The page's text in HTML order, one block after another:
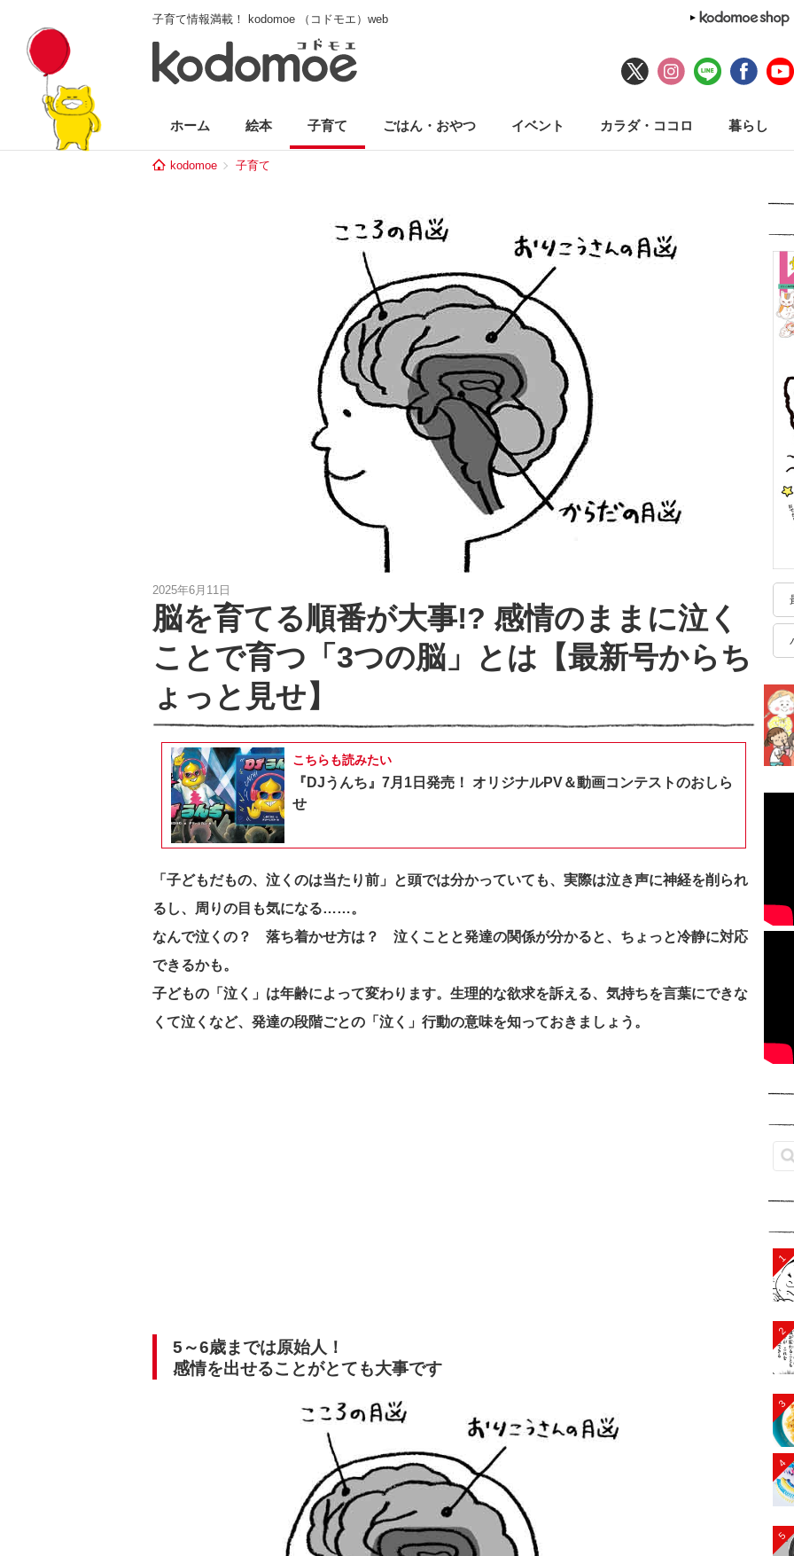
子育て情報満載！ kodomoe （コドモエ）web
ホーム 絵本 子育て ごはん・おやつ イベント カラダ・ココロ 暮らし
kodomoe 子育て
2025年6月11日
脳を育てる順番が大事!? 感情のままに泣く
ことで育つ「3つの脳」とは【最新号からち
ょっと見せ】
こちらも読みたい
『DJうんち』7月1日発売！ オリジナルPV＆動画コンテストのおしら
せ
「子どもだもの、泣くのは当たり前」と頭では分かっていても、実際は泣き声に神経を削られ
るし、周りの目も気になる……。
なんで泣くの？ 落ち着かせ方は？ 泣くことと発達の関係が分かると、ちょっと冷静に対応
できるかも。
子どもの「泣く」は年齢によって変わります。生理的な欲求を訴える、気持ちを言葉にできな
くて泣くなど、発達の段階ごとの「泣く」行動の意味を知っておきましょう。
5～6歳までは原始人！
感情を出せることがとても大事です
1
2
3
4
5